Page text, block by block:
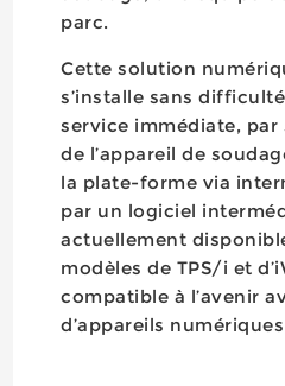
parc.
Cette solution
s’installe sans
service immédiate,
de l’appareil de
la plate-forme via
par un logiciel
actuellement
modèles de TPS/i et
compatible à l’avenir
d’appareils